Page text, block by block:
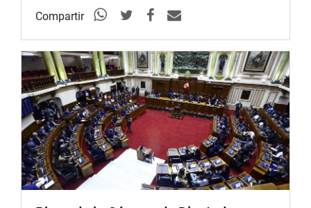
El reconocimiento fue recibido por Omer Pardillo, albacea
y principal promotor del legado de la artista, quien
Compartir